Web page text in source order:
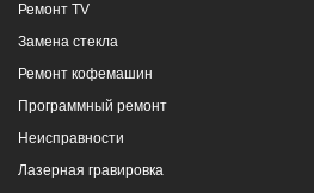
Ремонт TV
Замена стекла
Ремонт кофемашин
Программный ремонт
Неисправности
Лазерная гравировка